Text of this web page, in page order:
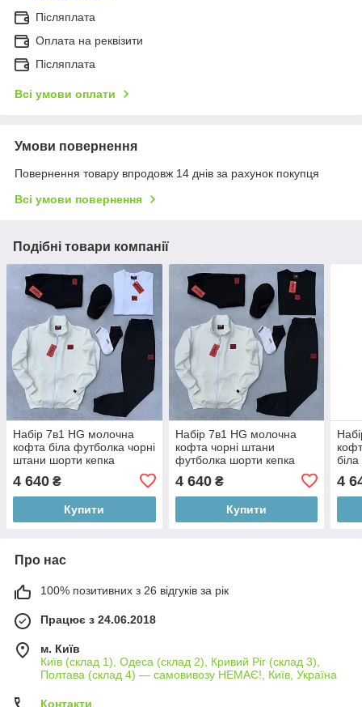
Післяплата
Оплата на реквізити
Післяплата
Всі умови оплати
Умови повернення
Повернення товару впродовж 14 днів за рахунок покупця
Всі умови повернення
Подібні товари компанії
Набір 7в1 HG молочна
кофта біла футболка чорні
штани шорти кепка
4 640 ₴
Купити
Набір 7в1 HG молочна
кофта чорні штани
футболка шорти кепка
4 640₴
Купити
4
Про нас
100% позитивних з 26 відгуків за рік
Працює з 24.06.2018
м. Київ
Київ (склад 1), Одеса (склад 2), Кривий Ріг (склад 3),
Полтава (склад 4) — самовивозу НЕМАЄ!, Київ, Україна
Контакти